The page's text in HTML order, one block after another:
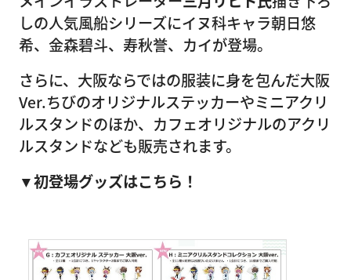
しの人気風船シリーズにイヌ科キャラ朝日悠
希、金森碧斗、寿秋誉、カイが登場。
さらに、大阪ならではの服装に身を包んだ大阪
Ver.ちびのオリジナルステッカーやミニアクリ
ルスタンドのほか、カフェオリジナルのアクリ
ルスタンドなども販売されます。
▼初登場グッズはこちら！